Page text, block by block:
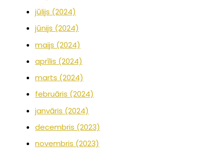
jūlijs (2024)
jūnijs (2024)
maijs (2024)
aprīlis (2024)
marts (2024)
februāris (2024)
janvāris (2024)
decembris (2023)
novembris (2023)